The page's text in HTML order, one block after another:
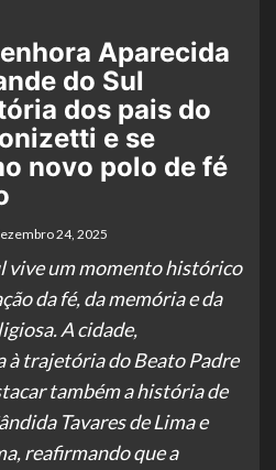
Aparecida
do Sul
dos pais do
e se
novo polo de fé
24, 2025
vive um momento histórico
da fé, da memória e da
A cidade,
à trajetória do Beato Padre
também a história de
Tavares de Lima e
reafirmando que a